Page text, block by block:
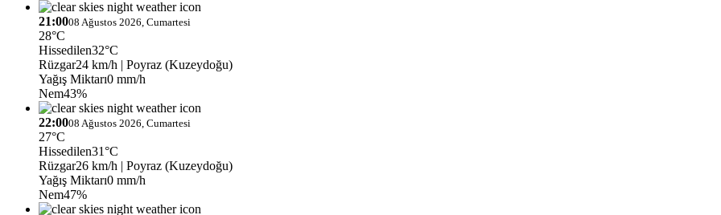
21:0008 Ağustos 2026, Cumartesi
28°C
Hissedilen32°C
Rüzgar24 km/h | Poyraz (Kuzeydoğu)
Yağış Miktarı0 mm/h
Nem43%
22:0008 Ağustos 2026, Cumartesi
27°C
Hissedilen31°C
Rüzgar26 km/h | Poyraz (Kuzeydoğu)
Yağış Miktarı0 mm/h
Nem47%